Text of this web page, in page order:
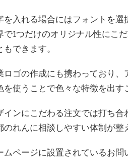
を入れる場合にはフォントを選
で1つだけのオリジナル性にこ
もできます。
ロゴの作成にも携わっており、
を使うことで色々な特徴を出す
インにこだわる注文では打ち合
のれんに相談しやすい体制が整
ムページに設置されているお問